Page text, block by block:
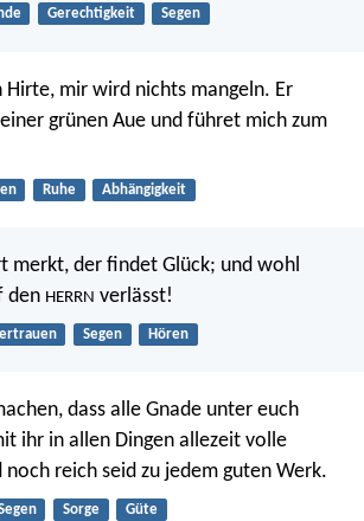
Gerechtigkeit Segen
Hirte, mir wird nichts mangeln. Er
grünen Aue und führet mich zum
Ruhe Abhängigkeit
merkt, der findet Glück; und wohl
den HERRN verlässt!
Segen Hören
dass alle Gnade unter euch
ihr in allen Dingen allezeit volle
noch reich seid zu jedem guten Werk.
Sorge Güte